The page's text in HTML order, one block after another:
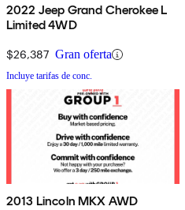
2022 Jeep Grand Cherokee L
Limited 4WD
$26,387 Gran oferta
Incluye tarifas de conc.
2013 Lincoln MKX AWD